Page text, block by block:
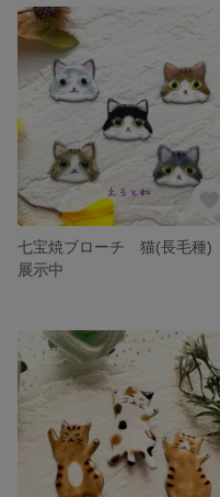
七宝焼ブローチ 猫(長毛種)
展示中